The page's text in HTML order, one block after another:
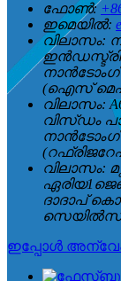
ഫോൺ:
ഇമെയിൽ:
വിലാസം:
(ഐസ്
വിലാസം:
വിസ്ഡം
വിലാസം:
ദാദാപ്
ഇപ്പോൾ